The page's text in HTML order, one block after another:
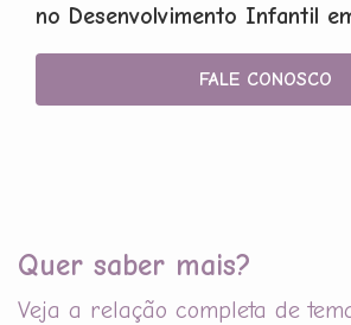
no Desenvolvimento Infantil
FALE CONOSCO
Quer saber mais?
Veja a relação completa de